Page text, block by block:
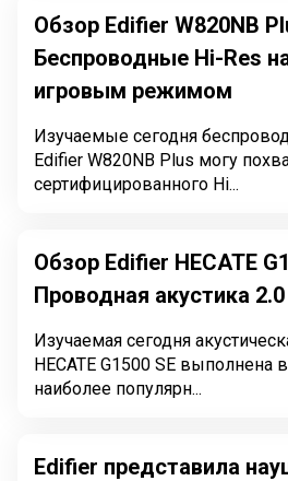
Обзор Edifier W820NB
Беспроводные Hi-Res
игровым режимом
Изучаемые сегодня
Edifier W820NB Plus могу
сертифицированного Hi...
Обзор Edifier HECATE
Проводная акустика
Изучаемая сегодня
HECATE G1500 SE выполнена
наиболее популярн...
Edifier представила